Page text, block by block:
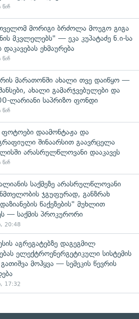
წინ
მორიგი ბრძოლა მოუგო გიგა
მკვლელებს" — ეკა კუპატაძე ნ.ი-სა
დაკავებას ეხმაურება
წინ
მარათონში ახალი თვე დაიწყო —
ახალი გამარჯვებულები და
ლარიანი საპრიზო ფონდი
წინ
ფოტოები დაამონტაჟა და
შინაარსით გაავრცელა
არასრულწლოვანი დააკავეს
წინ
საქმეზე არასრულწლოვანი
ჯგუფურად, განზრახ
წაქეზების" მუხლით
— საქმის პროკურორი
20:48
აგრეგატებზე დაგეგმილ
ელექტროენერგეტიკული სისტემის
მოჰყვა — სემეკის წევრის
17:32